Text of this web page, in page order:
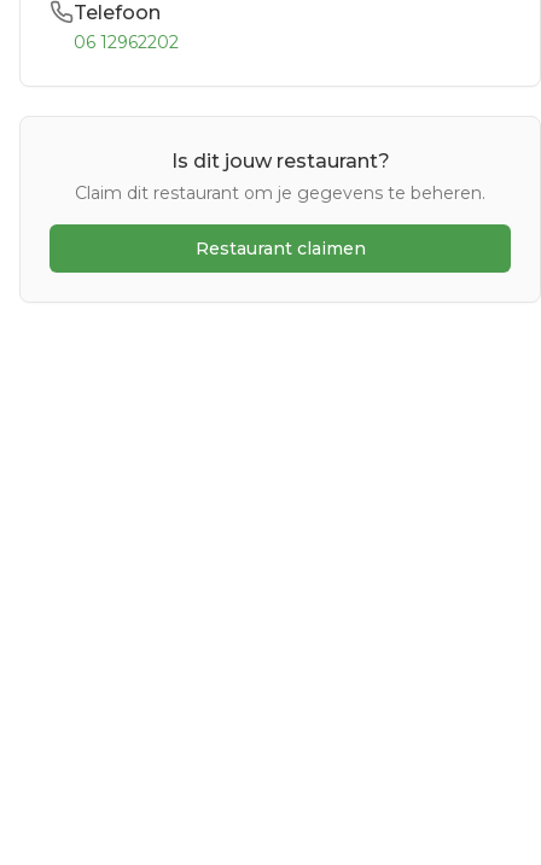
Telefoon
06 12962202
Is dit jouw restaurant?
Claim dit restaurant om je gegevens te beheren.
Restaurant claimen